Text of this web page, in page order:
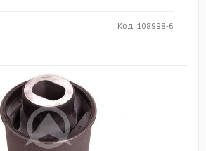
Код: 108998-6